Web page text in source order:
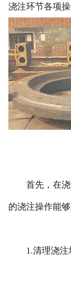
浇注环节各项操
首先，在浇
的浇注操作能
1.清理浇注场